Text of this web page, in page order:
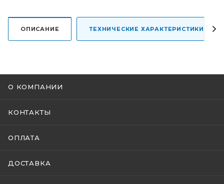
ОПИСАНИЕ ТЕХНИЧЕСКИЕ ХАРАКТЕРИСТИКИ
О КОМПАНИИ
КОНТАКТЫ
ОПЛАТА
ДОСТАВКА